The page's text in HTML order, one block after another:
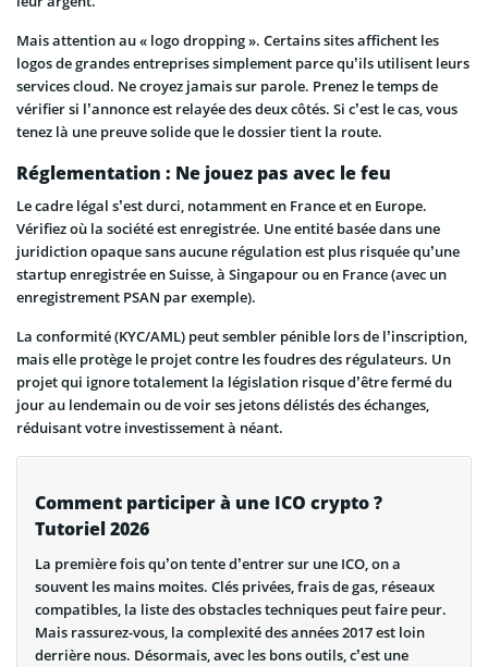
Mais attention au « logo dropping ». Certains sites affichent les
logos de grandes entreprises simplement parce qu’ils utilisent leurs
services cloud. Ne croyez jamais sur parole. Prenez le temps de
vérifier si l’annonce est relayée des deux côtés. Si c’est le cas, vous
tenez là une preuve solide que le dossier tient la route.
Réglementation : Ne jouez pas avec le feu
Le cadre légal s’est durci, notamment en France et en Europe.
Vérifiez où la société est enregistrée. Une entité basée dans une
juridiction opaque sans aucune régulation est plus risquée qu’une
startup enregistrée en Suisse, à Singapour ou en France (avec un
enregistrement PSAN par exemple).
La conformité (KYC/AML) peut sembler pénible lors de l’inscription,
mais elle protège le projet contre les foudres des régulateurs. Un
projet qui ignore totalement la législation risque d’être fermé du
jour au lendemain ou de voir ses jetons délistés des échanges,
réduisant votre investissement à néant.
Comment participer à une ICO crypto ?
Tutoriel 2026
La première fois qu’on tente d’entrer sur une ICO, on a
souvent les mains moites. Clés privées, frais de gas, réseaux
compatibles, la liste des obstacles techniques peut faire peur.
Mais rassurez-vous, la complexité des années 2017 est loin
derrière nous. Désormais, avec les bons outils, c’est une